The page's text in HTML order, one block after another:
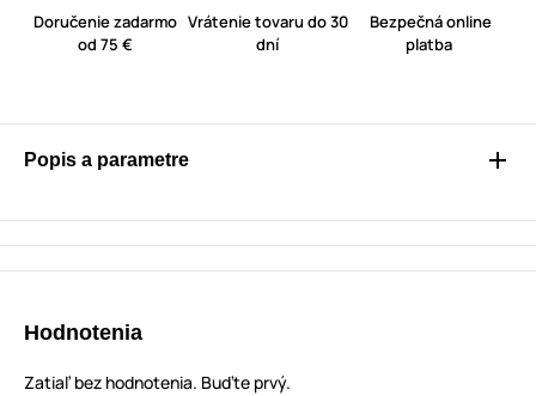
Doručenie zadarmo
od 75 €
Vrátenie tovaru do 30
dní
Bezpečná online
platba
Popis a parametre
Hodnotenia
Zatiaľ bez hodnotenia. Buďte prvý.